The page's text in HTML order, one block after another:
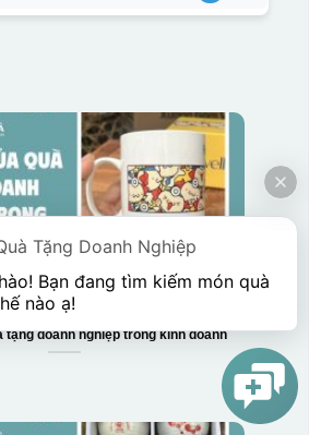
tặng doanh nghiệp trong kinh doanh
Tặng Doanh Nghiệp
Bạn đang tìm kiếm món quà
nào ạ!